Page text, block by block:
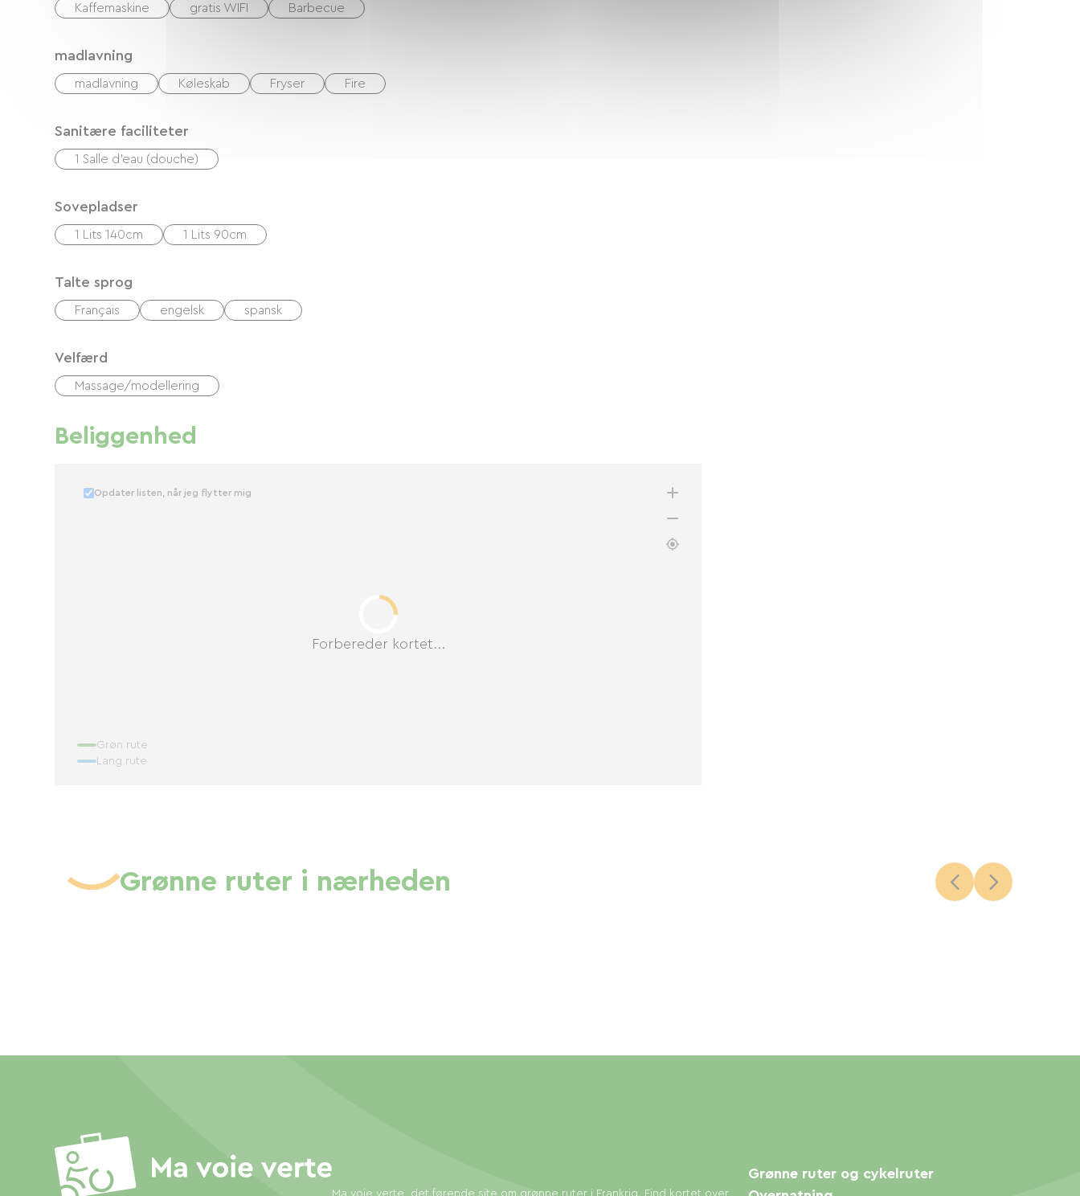
Kaffemaskine gratis WIFI Barbecue
madlavning
madlavning Køleskab Fryser Fire
Sanitære faciliteter
1 Salle d'eau (douche)
Sovepladser
1 Lits 140cm 1 Lits 90cm
Talte sprog
Français engelsk spansk
Velfærd
Massage/modellering
Beliggenhed
Forbereder kortet...
Opdater listen, når jeg flytter mig
Grøn rute
Lang rute
Grønne ruter i nærheden
Ma voie verte, det førende site om grønne ruter i Frankrig. Find kortet over
Grønne ruter og cykelruter